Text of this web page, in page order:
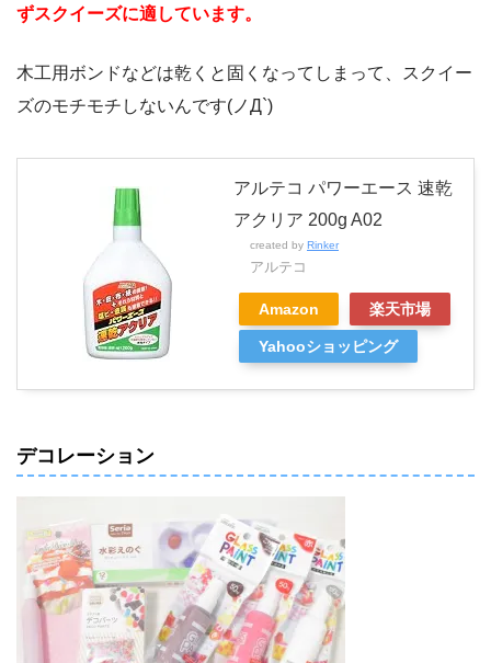
ずスクイーズに適しています。
木工用ボンドなどは乾くと固くなってしまって、スクイー
ズのモチモチしないんです(ノД`)
アルテコ パワーエース 速乾
アクリア 200g A02
created by Rinker
アルテコ
Amazon 楽天市場
Yahooショッピング
デコレーション